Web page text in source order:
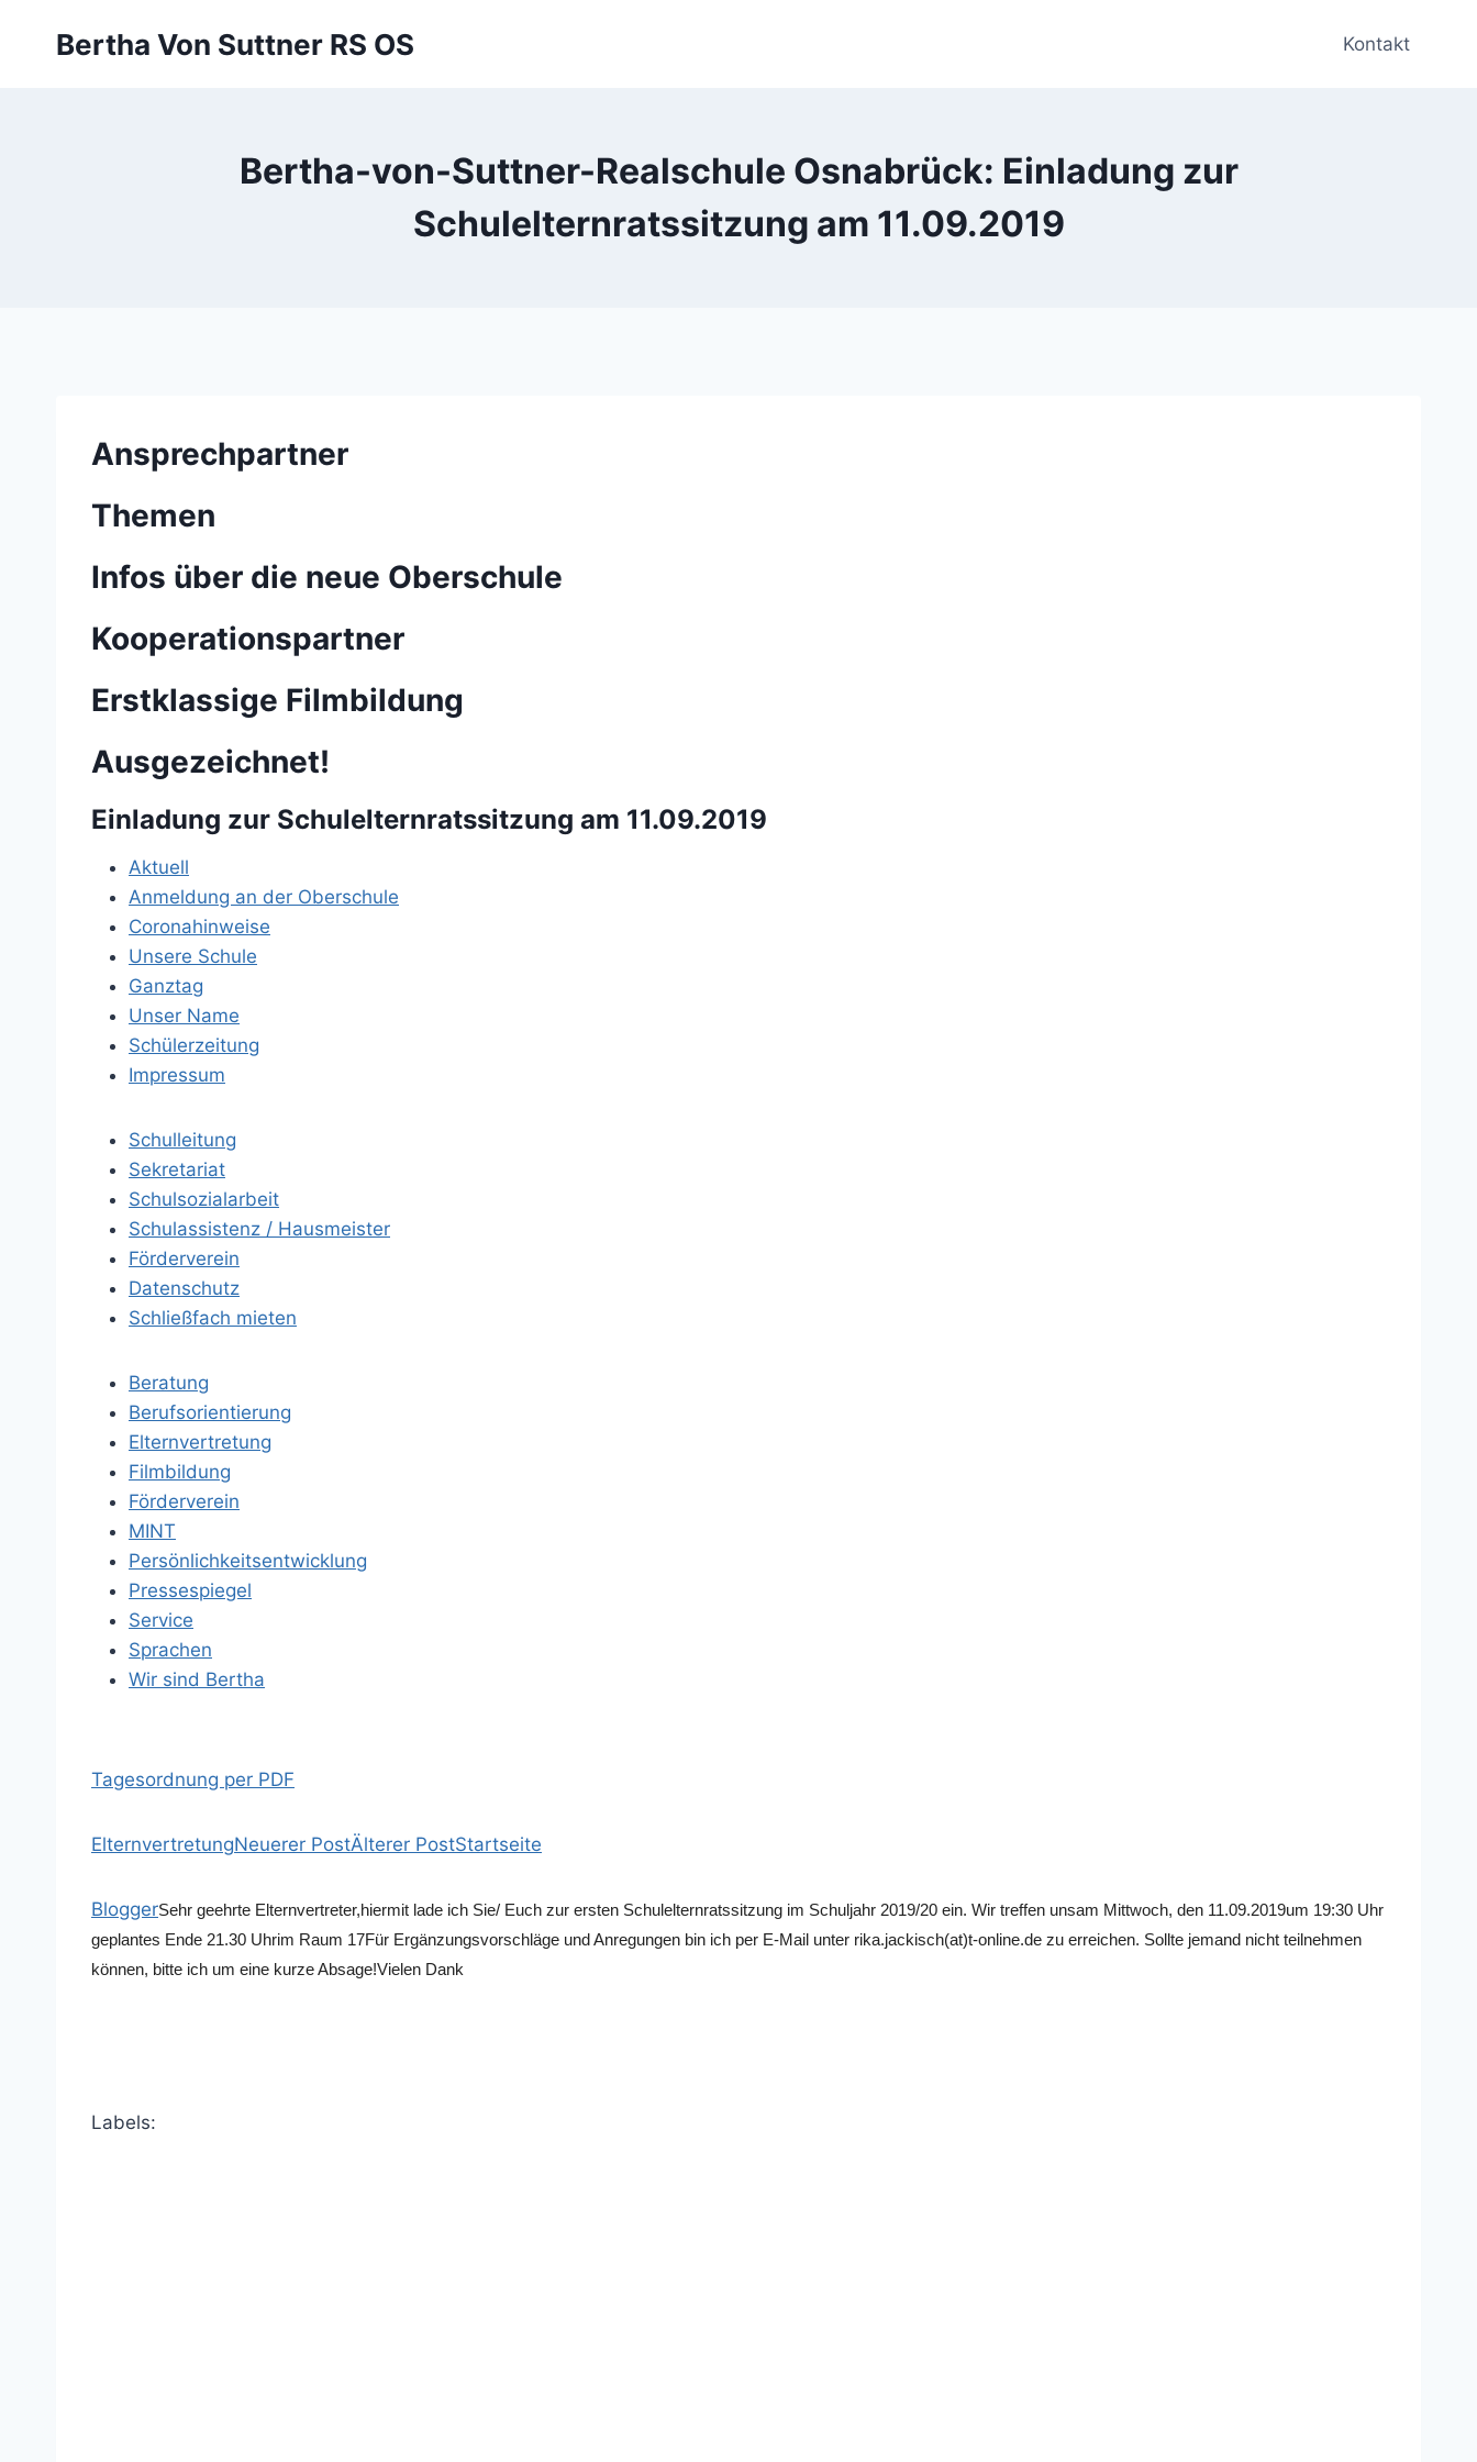
Bertha Von Suttner RS OS Kontakt
Bertha-von-Suttner-Realschule Osnabrück: Einladung zur
Schulelternratssitzung am 11.09.2019
Ansprechpartner
Themen
Infos über die neue Oberschule
Kooperationspartner
Erstklassige Filmbildung
Ausgezeichnet!
Einladung zur Schulelternratssitzung am 11.09.2019
Aktuell
Anmeldung an der Oberschule
Coronahinweise
Unsere Schule
Ganztag
Unser Name
Schülerzeitung
Impressum
Schulleitung
Sekretariat
Schulsozialarbeit
Schulassistenz / Hausmeister
Förderverein
Datenschutz
Schließfach mieten
Beratung
Berufsorientierung
Elternvertretung
Filmbildung
Förderverein
MINT
Persönlichkeitsentwicklung
Pressespiegel
Service
Sprachen
Wir sind Bertha
Tagesordnung per PDF
ElternvertretungNeuerer PostÄlterer PostStartseite
BloggerSehr geehrte Elternvertreter,hiermit lade ich Sie/ Euch zur ersten Schulelternratssitzung im Schuljahr 2019/20 ein. Wir treffen unsam Mittwoch, den 11.09.2019um 19:30 Uhr
geplantes Ende 21.30 Uhrim Raum 17Für Ergänzungsvorschläge und Anregungen bin ich per E-Mail unter rika.jackisch(at)t-online.de zu erreichen. Sollte jemand nicht teilnehmen
können, bitte ich um eine kurze Absage!Vielen Dank
Labels: